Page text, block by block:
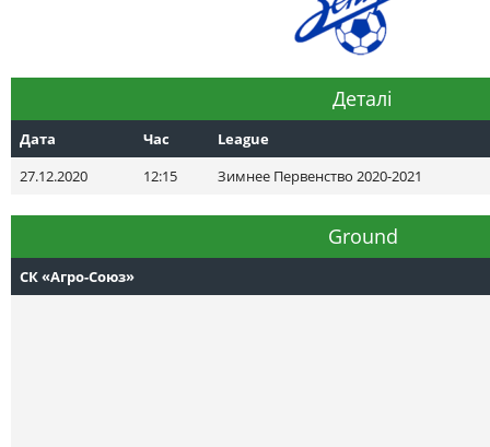
Деталі
Дата Час
League
27.12.2020
12:15 Зимнее Первенство 2020-2021
Ground
СК «Агро-Союз»